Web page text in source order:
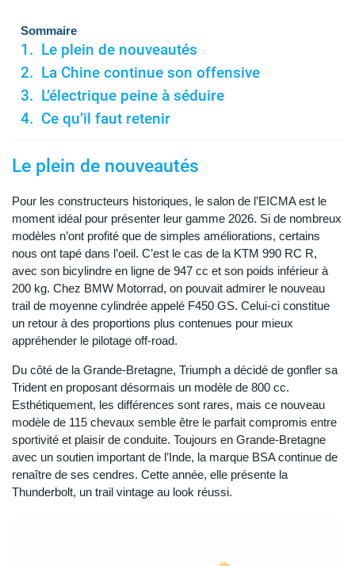
Sommaire
Le plein de nouveautés
La Chine continue son offensive
L’électrique peine à séduire
Ce qu’il faut retenir
Le plein de nouveautés
Pour les constructeurs historiques, le salon de l’EICMA est le
moment idéal pour présenter leur gamme 2026. Si de nombreux
modèles n’ont profité que de simples améliorations, certains
nous ont tapé dans l’oeil. C’est le cas de la KTM 990 RC R,
avec son bicylindre en ligne de 947 cc et son poids inférieur à
200 kg. Chez BMW Motorrad, on pouvait admirer le nouveau
trail de moyenne cylindrée appelé F450 GS. Celui-ci constitue
un retour à des proportions plus contenues pour mieux
appréhender le pilotage off-road.
Du côté de la Grande-Bretagne, Triumph a décidé de gonfler sa
Trident en proposant désormais un modèle de 800 cc.
Esthétiquement, les différences sont rares, mais ce nouveau
modèle de 115 chevaux semble être le parfait compromis entre
sportivité et plaisir de conduite. Toujours en Grande-Bretagne
avec un soutien important de l’Inde, la marque BSA continue de
renaître de ses cendres. Cette année, elle présente la
Thunderbolt, un trail vintage au look réussi.